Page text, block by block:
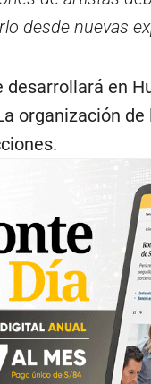
desde nuevas
desarrollará en
organización